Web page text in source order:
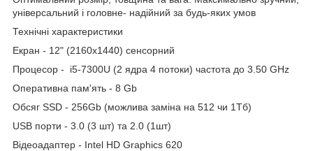
універсальний і головне- надійний за будь-яких умов
Технічні характеристики
Екран - 12" (2160x1440) сенсорний
Процесор - i5-7300U (2 ядра 4 потоки) частота до 3.50 GHz
Оперативна пам'ять - 8 Gb
Обсяг SSD - 256Gb (можлива заміна на 512 чи 1Тб)
USB порти - 3.0 (3 шт) та 2.0 (1шт)
Відеоадаптер - Intel HD Graphics 620